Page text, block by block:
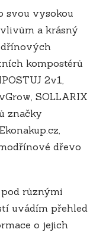
svou vysokou
a krásný
kompostérů
2v1,
SOLLARIX
značky
dřevo
různými
uvádím přehled
o jejich